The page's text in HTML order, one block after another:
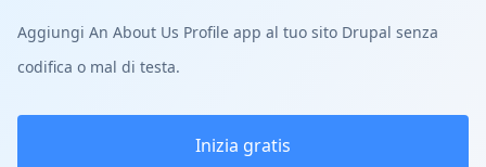
Aggiungi An About Us Profile app al tuo sito Drupal senza
codifica o mal di testa.
Inizia gratis